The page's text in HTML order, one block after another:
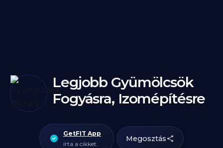
Legjobb Gyümölcsök
Fogyásra, Izomépítésre
GetFIT App
írta a cikket.
Megosztás